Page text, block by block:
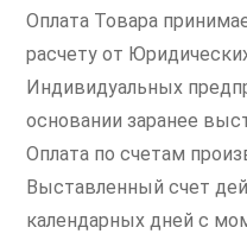
Оплата Товара
расчету от
Индивидуальных
основании заранее
Оплата по счетам
Выставленный счет
календарных дней с